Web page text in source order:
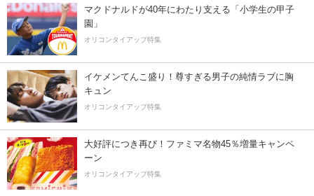
マクドナルドが40年にわたり支える「小学生の甲子
園」
オリコンタイアップ特集
イケメンてんこ盛り！尊すぎる男子の純情ラブに胸
キュン
オリコンタイアップ特集
大好評につき再び！ファミマ名物45％増量キャンペ
ーン
オリコンタイアップ特集